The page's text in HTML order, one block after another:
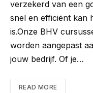
verzekerd van een
snel en efficiënt kan
is.Onze BHV
worden aangepast
jouw bedrijf. Of je…
READ MORE